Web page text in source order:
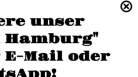
unser
Hamburg"
Update per E-Mail oder